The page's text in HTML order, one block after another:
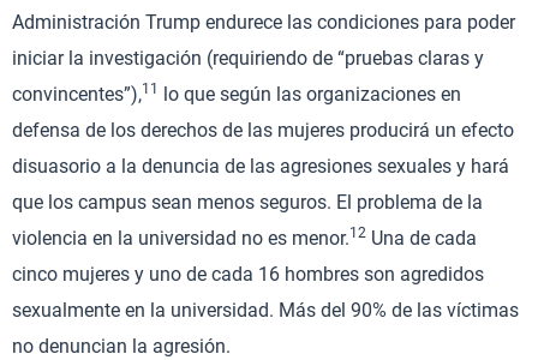
Administración Trump endurece las condiciones para poder
iniciar la investigación (requiriendo de “pruebas claras y
convincentes”),11
lo que según las organizaciones en
defensa de los derechos de las mujeres producirá un efecto
disuasorio a la denuncia de las agresiones sexuales y hará
que los campus sean menos seguros. El problema de la
violencia en la universidad no es menor.12 Una de cada
cinco mujeres y uno de cada 16 hombres son agredidos
sexualmente en la universidad. Más del 90% de las víctimas
no denuncian la agresión.